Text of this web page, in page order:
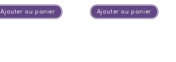
Ajouter au panier Ajouter au panier